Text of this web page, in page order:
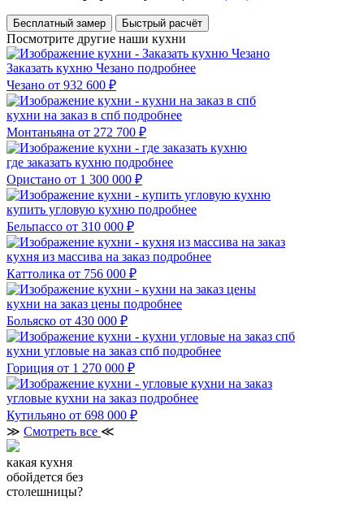
Бесплатный замер Быстрый расчёт
Посмотрите другие наши кухни
Заказать кухню Чезано подробнее
Чезано от 932 600 ₽
кухни на заказ в спб подробнее
Монтаньяна от 272 700 ₽
где заказать кухню подробнее
Ористано от 1 300 000 ₽
купить угловую кухню подробнее
Бельпассо от 310 000 ₽
кухня из массива на заказ подробнее
Каттолика от 756 000 ₽
кухни на заказ цены подробнее
Больяско от 430 000 ₽
кухни угловые на заказ спб подробнее
Гориция от 1 270 000 ₽
угловые кухни на заказ подробнее
Кутильяно от 698 000 ₽
≫ Смотреть все ≪
какая кухня
обойдется без
столешницы?